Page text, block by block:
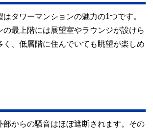
タワーマンションの魅力の1つです。
の最上階には展望室やラウンジが設けら
く、低層階に住んでいても眺望が楽しめ
部からの騒音はほぼ遮断されます。その